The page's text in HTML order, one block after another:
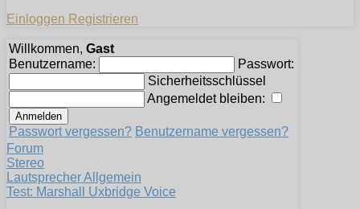
Einloggen Registrieren
Willkommen, Gast
Benutzername:
Passwort:
Sicherheitsschlüssel
Angemeldet bleiben:
Passwort vergessen? Benutzername vergessen?
Forum
Stereo
Lautsprecher Allgemein
Test: Marshall Uxbridge Voice